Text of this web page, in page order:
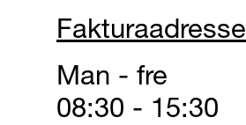
Fakturaadresse
Man - fre
08:30 - 15:30